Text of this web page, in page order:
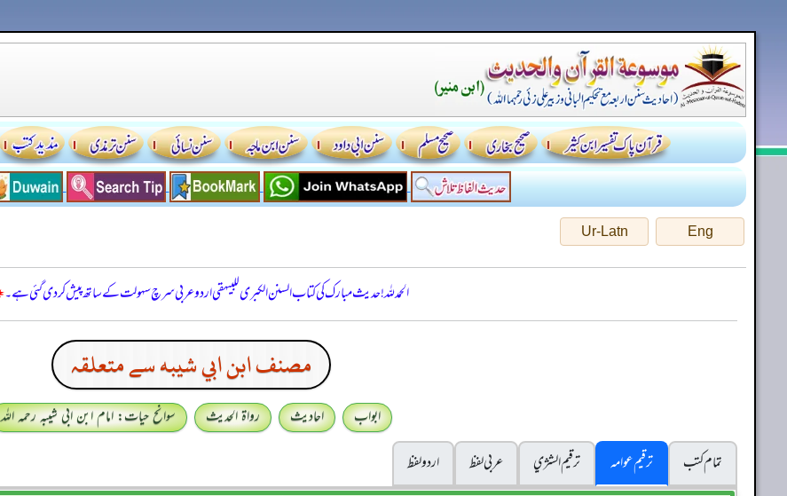
Eng
Ur-Latn
الحمدللہ! حدیث مبارک کی کتاب السنن الكبرى للبيهقي اردو عربی سرچ سہولت کے ساتھ پیش کر دی گئی ہے۔
مصنف ابن ابي شيبه سے متعلقہ
ابواب احادیث رواۃ الحدیث
سوانح حیات: امام ابن ابی شیبہ رحمہ اللہ
تمام کتب
ترقیم عوامہ ترقيم الشژي عربی لفظ
اردو لفظ